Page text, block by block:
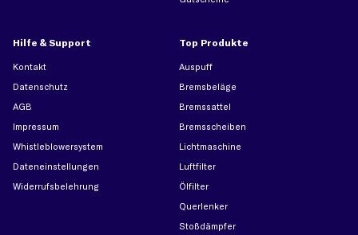
Hilfe & Support
Kontakt
Datenschutz
AGB
Impressum
Whistleblowersystem
Dateneinstellungen
Widerrufsbelehrung
Top Produkte
Auspuff
Bremsbeläge
Bremssattel
Bremsscheiben
Lichtmaschine
Luftfilter
Ölfilter
Querlenker
Stoßdämpfer